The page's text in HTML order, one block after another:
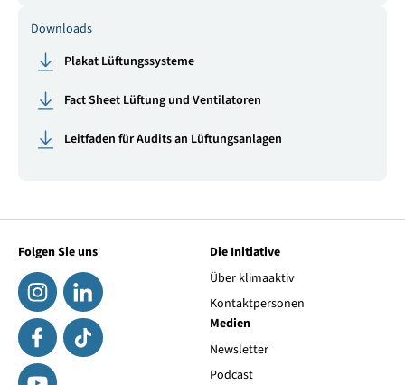
Downloads
Plakat Lüftungssysteme
Fact Sheet Lüftung und Ventilatoren
Leitfaden für Audits an Lüftungsanlagen
Folgen Sie uns
Die Initiative
Über klimaaktiv
Kontaktpersonen
Medien
Newsletter
Podcast